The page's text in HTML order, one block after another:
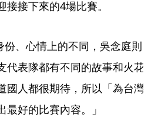
接下來的4場比賽。
份、心情上的不同，吳念庭則
代表隊都有不同的故事和火花
國人都很期待，所以「為台灣
好的比賽內容。」